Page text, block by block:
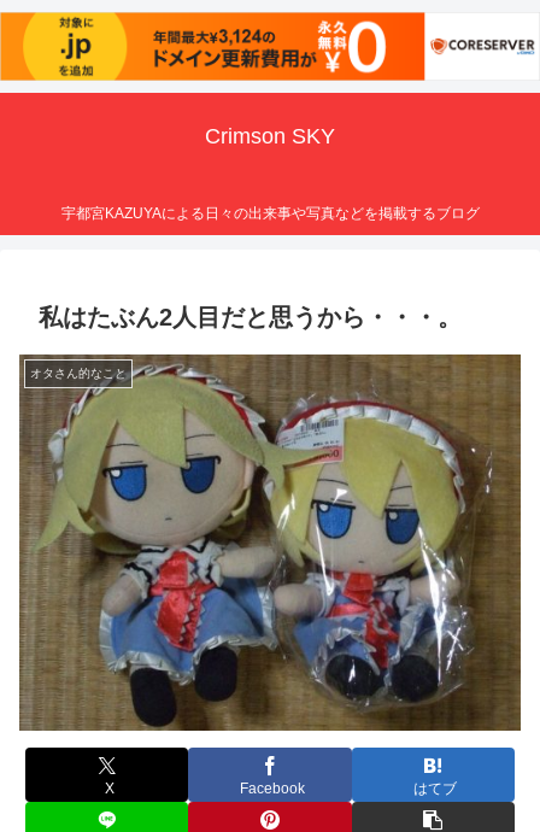
Crimson SKY
宇都宮KAZUYAによる日々の出来事や写真などを掲載するブログ
私はたぶん2人目だと思うから・・・。
オタさん的なこと
X Facebook はてブ